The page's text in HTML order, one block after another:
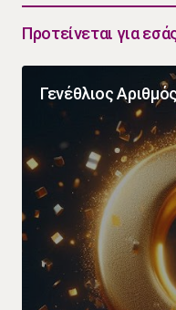
Προτείνεται για
Γενέθλιος